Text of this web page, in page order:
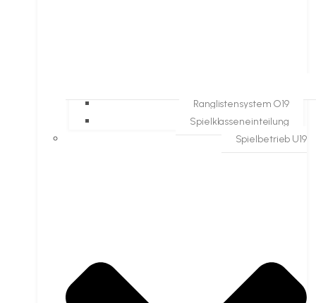
Ranglistensystem O19
Spielklasseneinteilung
Spielbetrieb U19